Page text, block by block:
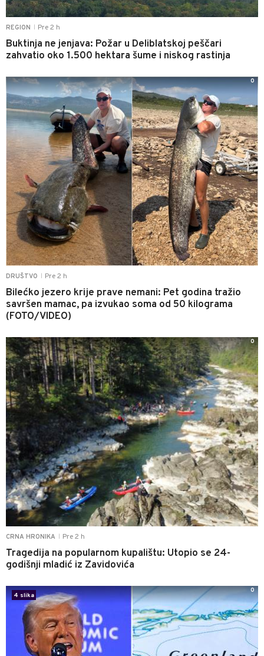
REGION Pre 2 h
Buktinja ne jenjava: Požar u Deliblatskoj peščari
zahvatio oko 1.500 hektara šume i niskog rastinja
DRUŠTVO Pre 2 h
Bilećko jezero krije prave nemani: Pet godina tražio
savršen mamac, pa izvukao soma od 50 kilograma
(FOTO/VIDEO)
0
CRNA HRONIKA Pre 2 h
Tragedija na popularnom kupalištu: Utopio se 24-
godišnji mladić iz Zavidovića
0
4 slika
0